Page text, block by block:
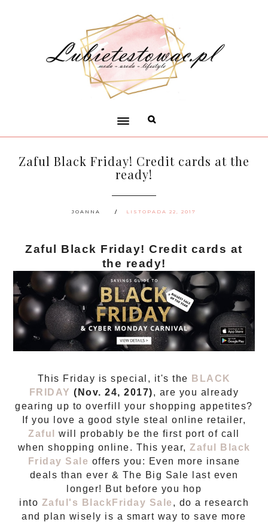
Zaful Black Friday! Credit cards at the
ready!
JOANNA LISTOPADA 22, 2017
Zaful Black Friday! Credit cards at
the ready!
This Friday is special, it's the BLACK
FRIDAY (Nov. 24, 2017), are you already
gearing up to overfill your shopping appetites?
If you love a good style steal online retailer,
Zaful
will probably be the first port of call
when shopping online. This year, Zaful Black
Friday Sale offers you: Even more insane
deals than ever & The Big Sale last even
longer! But before you hop
into Zaful's BlackFriday Sale , do a research
and plan wisely is a smart way to save more